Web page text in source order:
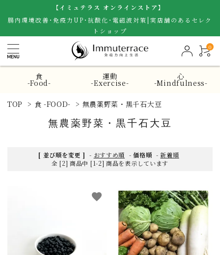
【イミュテラス オンラインストア】
腸内環境改善･免疫力UP･抗酸化･電磁波対策|実店舗のあるセレク
トショップ
0
食
-Food-
運動
-Exercise-
心
-Mindfulness-
TOP > 食 -FOOD- > 無農薬野菜・黒千石大豆
無農薬野菜・黒千石大豆
[ 並び順を変更 ] - おすすめ順 -価格順 -新着順
全 [2] 商品中 [1-2] 商品を表示しています
favorite favorite